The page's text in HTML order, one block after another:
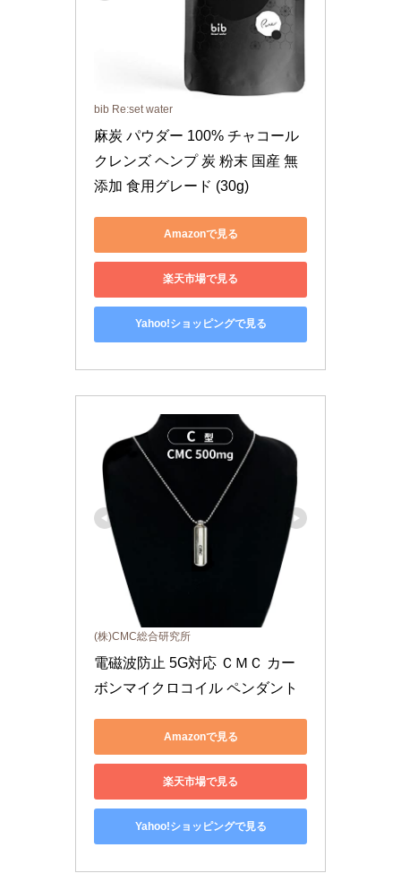
bib Re:set water
麻炭 パウダー 100% チャコール
クレンズ ヘンプ 炭 粉末 国産 無
添加 食用グレード (30g)
Amazonで見る
楽天市場で見る
Yahoo!ショッピングで見る
(株)CMC総合研究所
電磁波防止 5G対応 ＣＭＣ カー
ボンマイクロコイル ペンダント
Amazonで見る
楽天市場で見る
Yahoo!ショッピングで見る